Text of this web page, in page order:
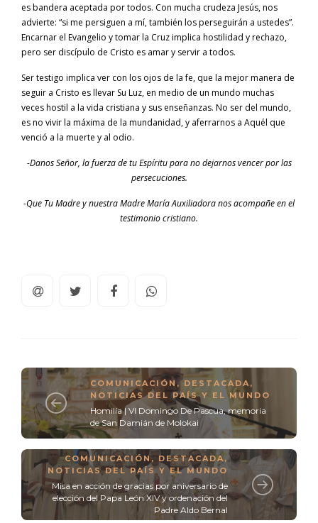
es bandera aceptada por todos. Con mucha crudeza Jesús, nos
advierte: “si me persiguen a mí, también los perseguirán a ustedes”.
Encarnar el Evangelio y tomar la Cruz implica hostilidad y rechazo,
pero ser discípulo de Cristo es amar y servir a todos.
Ser testigo implica ver con los ojos de la fe, que la mejor manera de
seguir a Cristo es llevar Su Luz, en medio de un mundo muchas
veces hostil a la vida cristiana y sus enseñanzas. No ser del mundo,
es no vivir la máxima de la mundanidad, y aferrarnos a Aquél que
venció a la muerte y al odio.
-Danos Señor, la fuerza de tu Espíritu para no dejarnos vencer por las
persecuciones.
-Que Tu Madre y nuestra Madre María Auxiliadora nos acompañe en el
testimonio cristiano.
COMUNICACIÓN , DESTACADA ,
NOTICIAS DEL PAÍS Y EL MUNDO
Homilía | VI Domingo De Pascua, memoria
de San Damián de Molokai
COMUNICACIÓN, DESTACADA,
NOTICIAS DEL PAÍS Y EL MUNDO
Misa en acción de gracias por aniversario de
elección del Papa León XIV y ordenación del
Padre Aldo Bernal